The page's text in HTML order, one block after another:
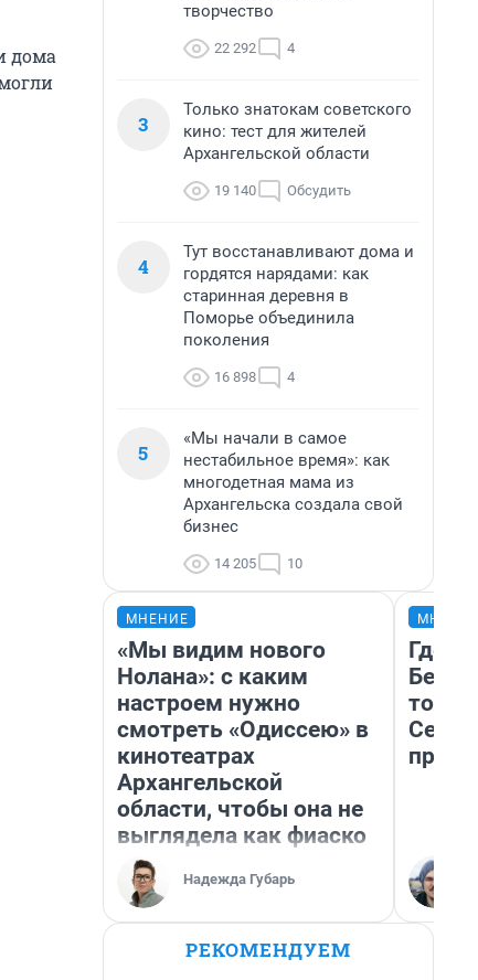
дома
творчество
22 292 4
3
Только знатокам советского
кино: тест для жителей
Архангельской области
19 140 Обсудить
4
Тут восстанавливают дома и
гордятся нарядами: как
старинная деревня в
Поморье объединила
поколения
16 898 4
5
«Мы начали в самое
нестабильное время»: как
многодетная мама из
Архангельска создала свой
бизнес
14 205 10
МНЕНИЕ
«Мы видим нового
Нолана»: с каким
настроем нужно
смотреть «Одиссею» в
кинотеатрах
Архангельской
области, чтобы она не
выглядела как фиаско
Надежда Губарь
Где
РЕКОМЕНДУЕМ